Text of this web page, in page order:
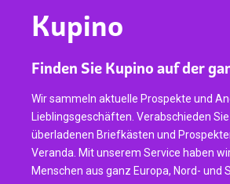
Kupino
Finden Sie Kupino auf der
Wir sammeln aktuelle Prospekte und
Lieblingsgeschäften. Verabschieden
überladenen Briefkästen und
Veranda. Mit unserem Service haben
Menschen aus ganz Europa, Nord- und